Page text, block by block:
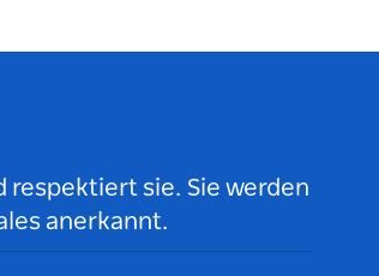
respektiert sie. Sie werden
anerkannt.